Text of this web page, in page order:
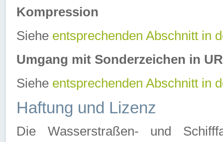
Kompression
Siehe entsprechenden Abschnitt in
Umgang mit Sonderzeichen in
Siehe entsprechenden Abschnitt in
Haftung und Lizenz
Die Wasserstraßen- und